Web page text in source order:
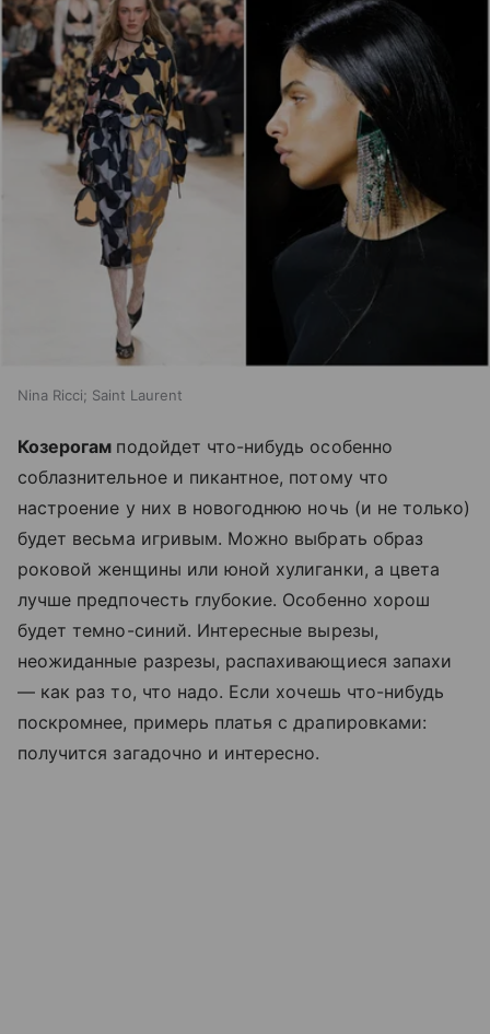
Nina Ricci; Saint Laurent
Козерогам подойдет что-нибудь особенно
соблазнительное и пикантное, потому что
настроение у них в новогоднюю ночь (и не только)
будет весьма игривым. Можно выбрать образ
роковой женщины или юной хулиганки, а цвета
лучше предпочесть глубокие. Особенно хорош
будет темно-синий. Интересные вырезы,
неожиданные разрезы, распахивающиеся запахи
— как раз то, что надо. Если хочешь что-нибудь
поскромнее, примерь платья с драпировками:
получится загадочно и интересно.